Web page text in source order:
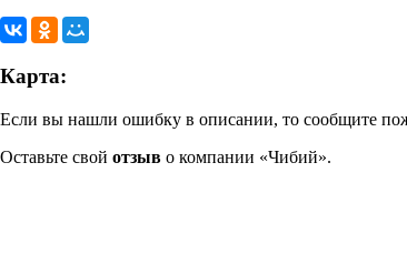
Карта:
Если вы нашли ошибку в описании, то сообщите
Оставьте свой отзыв о компании «Чибий».